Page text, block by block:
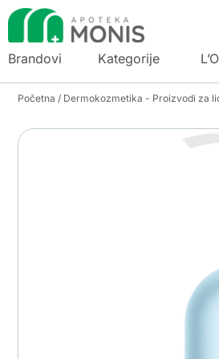
Brandovi Kategorije
Početna / Dermokozmetika - Proizvodi za